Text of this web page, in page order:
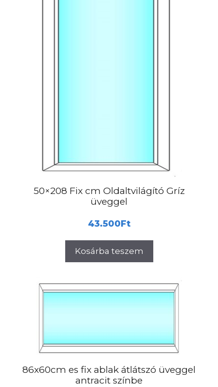
50×208 Fix cm Oldaltvilágító Gríz
üveggel
43.500Ft
Kosárba teszem
86x60cm es fix ablak átlátszó üveggel
antracit színbe